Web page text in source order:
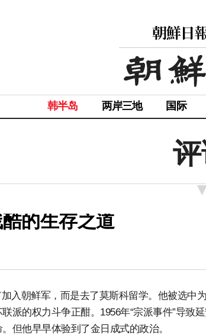
韩半岛 两岸三地 国际
的生存之道
入朝鲜军，而是去了莫斯科留学。他被选中
派的权力斗争正酣。1956年“宗派事件”导致
但他早早体验到了金日成式的政治。